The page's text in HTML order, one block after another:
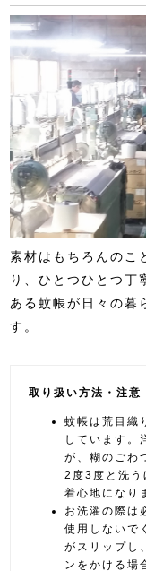
素材はもちろんのこ
り、ひとつひとつ丁
ある蚊帳が日々の暮
す。
取り扱い方法・注意
蚊帳は荒目織
しています。
が、糊のごわ
2度3度と洗う
着心地になり
お洗濯の際は
使用しないで
がスリップし
ンをかける場